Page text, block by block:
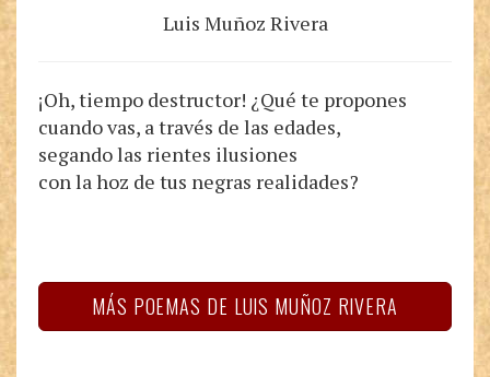
Luis Muñoz Rivera
¡Oh, tiempo destructor! ¿Qué te propones
cuando vas, a través de las edades,
segando las rientes ilusiones
con la hoz de tus negras realidades?
MÁS POEMAS DE LUIS MUÑOZ RIVERA